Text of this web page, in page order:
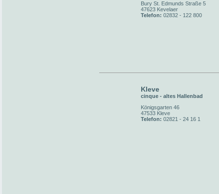
Bury St. Edmunds Straße 5
47623 Kevelaer
Telefon: 02832 - 122 800
Kleve
cinque - altes Hallenbad
Königsgarten 46
47533 Kleve
Telefon: 02821 - 24 16 1